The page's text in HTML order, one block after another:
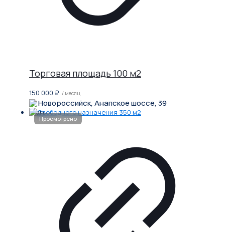
Торговая площадь 100 м2
150 000 ₽ / месяц
Новороссийск, Анапское шоссе, 39